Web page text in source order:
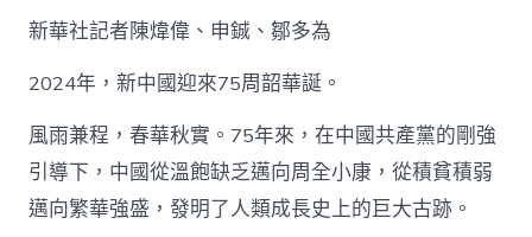
進
級
——
新
國
成
立
75
新華社記者陳煒偉、申鋮、鄒多為
2024年，新中國迎來75周韶華誕。
風雨兼程，春華秋實。75年來，在中國共產黨的剛強
引導下，中國從溫飽缺乏邁向周全小康，從積貧積弱
邁向繁華強盛，發明了人類成長史上的巨大古跡。